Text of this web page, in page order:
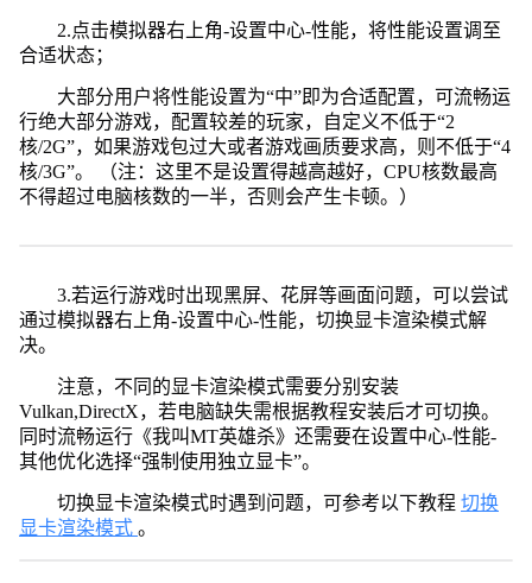
2.点击模拟器右上角-设置中心-性能，将性能设置调至
合适状态；
大部分用户将性能设置为“中”即为合适配置，可流畅运
行绝大部分游戏，配置较差的玩家，自定义不低于“2
核/2G”，如果游戏包过大或者游戏画质要求高，则不低于“4
核/3G”。 （注：这里不是设置得越高越好，CPU核数最高
不得超过电脑核数的一半，否则会产生卡顿。）
3.若运行游戏时出现黑屏、花屏等画面问题，可以尝试
通过模拟器右上角-设置中心-性能，切换显卡渲染模式解
决。
注意，不同的显卡渲染模式需要分别安装
Vulkan,DirectX，若电脑缺失需根据教程安装后才可切换。
同时流畅运行《我叫MT英雄杀》还需要在设置中心-性能-
其他优化选择“强制使用独立显卡”。
切换显卡渲染模式时遇到问题，可参考以下教程 切换
显卡渲染模式 。